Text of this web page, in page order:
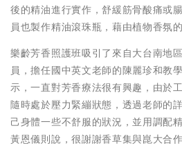
後的精油進行實作，舒緩筋骨酸痛或
員也製作精油滾珠瓶，藉由植物香氛
樂齡芳香照護班吸引了來自大台南地
員，擔任國中英文老師的陳麗珍和教
示，一直對芳香療法很有興趣，由於
隨時處於壓力緊繃狀態，透過老師的
己身體一些不舒服的狀況，並用調配
黃恩儀則說，很謝謝香草集與崑大合